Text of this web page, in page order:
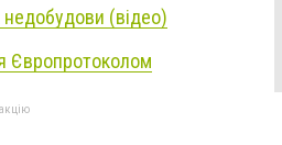
недобудови (відео)
Європротоколом